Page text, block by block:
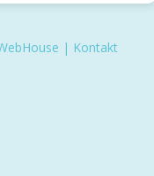
| Kontakt